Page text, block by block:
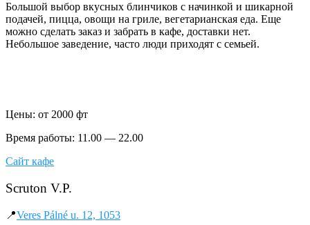
Большой выбор вкусных блинчиков с начинкой и шикарной
подачей, пицца, овощи на гриле, вегетарианская еда. Еще
можно сделать заказ и забрать в кафе, доставки нет.
Небольшое заведение, часто люди приходят с семьей.
Цены: от 2000 фт
Время работы: 11.00 — 22.00
Сайт кафе
Scruton V.P.
📍Veres Pálné u. 12, 1053